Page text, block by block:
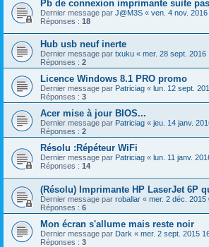
Pb de connexion imprimante suite
Dernier message par J@M3S « ven. 4 nov.
Réponses : 18
Hub usb neuf inerte
Dernier message par txuku « mer. 28 sept. 2016
Réponses : 2
Licence Windows 8.1 PRO promo
Dernier message par Patriciag « lun. 12 sept.
Réponses : 3
Acer mise à jour BIOS...
Dernier message par Patriciag « jeu. 14 janv.
Réponses : 2
Résolu :Répéteur WiFi
Dernier message par Patriciag « lun. 11 janv.
Réponses : 14
(Résolu) Imprimante HP LaserJet 6P
Dernier message par roballar « mer. 2 déc. 2015
Réponses : 6
Mon écran s'allume mais reste noir
Dernier message par Dark « mer. 2 sept. 2015
Réponses : 3